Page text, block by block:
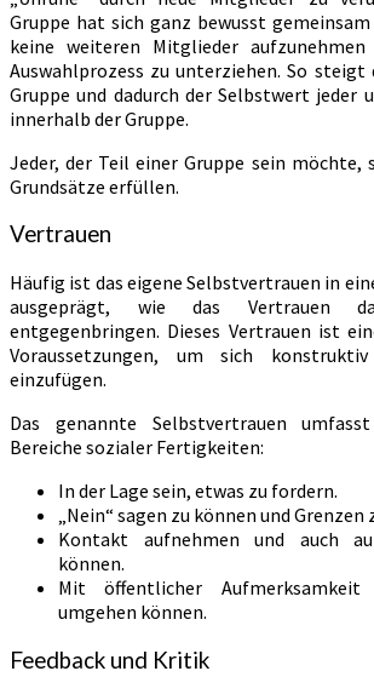
Gruppe hat sich ganz bewusst
keine weiteren Mitglieder
Auswahlprozess zu unterziehen. So
Gruppe und dadurch der Selbstwert jeder
innerhalb der Gruppe.
Jeder, der Teil einer Gruppe sein
Grundsätze erfüllen.
Vertrauen
Häufig ist das eigene Selbstvertrauen in
ausgeprägt, wie das Vertrauen
entgegenbringen. Dieses Vertrauen ist
Voraussetzungen, um sich
einzufügen.
Das genannte Selbstvertrauen
Bereiche sozialer Fertigkeiten:
In der Lage sein, etwas zu fordern.
„Nein“ sagen zu können und Grenzen
Kontakt aufnehmen und auch
können.
Mit öffentlicher
umgehen können.
Feedback und Kritik